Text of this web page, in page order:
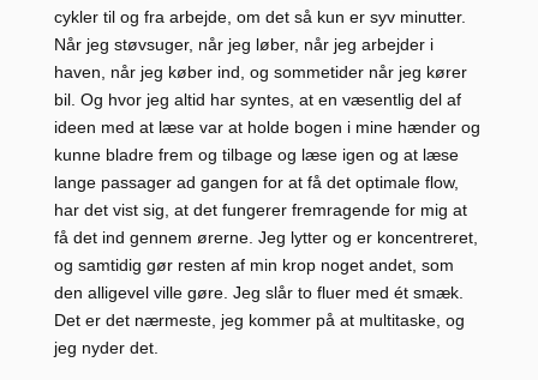
cykler til og fra arbejde, om det så kun er syv minutter.
Når jeg støvsuger, når jeg løber, når jeg arbejder i
haven, når jeg køber ind, og sommetider når jeg kører
bil. Og hvor jeg altid har syntes, at en væsentlig del af
ideen med at læse var at holde bogen i mine hænder og
kunne bladre frem og tilbage og læse igen og at læse
lange passager ad gangen for at få det optimale flow,
har det vist sig, at det fungerer fremragende for mig at
få det ind gennem ørerne. Jeg lytter og er koncentreret,
og samtidig gør resten af min krop noget andet, som
den alligevel ville gøre. Jeg slår to fluer med ét smæk.
Det er det nærmeste, jeg kommer på at multitaske, og
jeg nyder det.